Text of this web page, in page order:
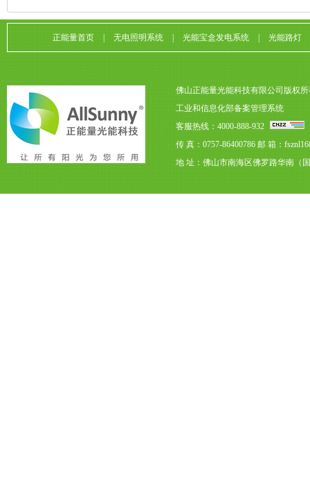
正能量首页 无电照明系统 光能宝盒发电系统 光能路灯
佛山正能量光能科技有限公司版权
工业和信息化部备案管理系统
客服热线：4000-888-932
传 真：0757-86400786 邮 箱：
地 址：佛山市南海区佛罗路华南（